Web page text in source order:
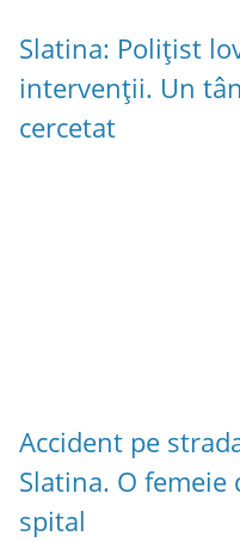
Slatina: Polițist
intervenții. Un
cercetat
Accident pe
Slatina. O femeie
spital